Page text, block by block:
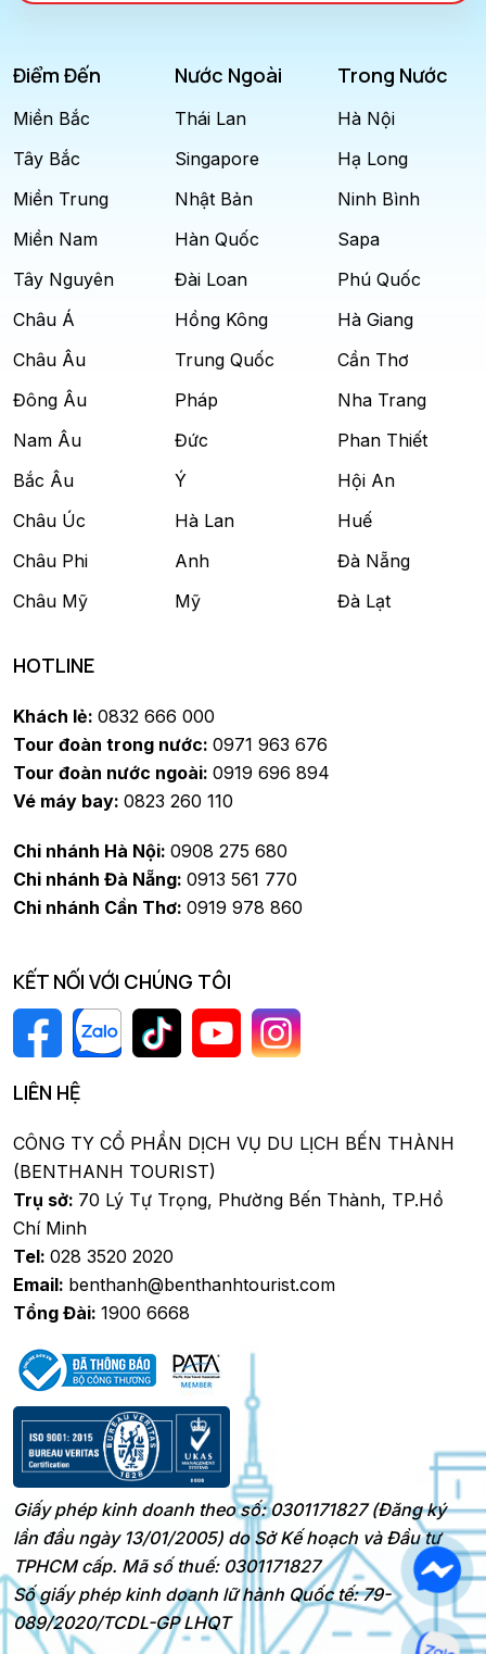
Điểm Đến
Miền Bắc
Tây Bắc
Miền Trung
Miền Nam
Tây Nguyên
Châu Á
Châu Âu
Đông Âu
Nam Âu
Bắc Âu
Châu Úc
Châu Phi
Châu Mỹ
Nước Ngoài
Thái Lan
Singapore
Nhật Bản
Hàn Quốc
Đài Loan
Hồng Kông
Trung Quốc
Pháp
Đức
Ý
Hà Lan
Anh
Mỹ
Trong Nước
Hà Nội
Hạ Long
Ninh Bình
Sapa
Phú Quốc
Hà Giang
Cần Thơ
Nha Trang
Phan Thiết
Hội An
Huế
Đà Nẵng
Đà Lạt
HOTLINE
Khách lẻ: 0832 666 000
Tour đoàn trong nước: 0971 963 676
Tour đoàn nước ngoài: 0919 696 894
Vé máy bay: 0823 260 110
Chi nhánh Hà Nội: 0908 275 680
Chi nhánh Đà Nẵng: 0913 561 770
Chi nhánh Cần Thơ: 0919 978 860
KẾT NỐI VỚI CHÚNG TÔI
LIÊN HỆ
CÔNG TY CỔ PHẦN DỊCH VỤ DU LỊCH BẾN THÀNH
(BENTHANH TOURIST)
Trụ sở: 70 Lý Tự Trọng, Phường Bến Thành, TP.Hồ
Chí Minh
Tel: 028 3520 2020
Email: benthanh@benthanhtourist.com
Tổng Đài: 1900 6668
Giấy phép kinh doanh theo số: 0301171827 (Đăng ký
lần đầu ngày 13/01/2005) do Sở Kế hoạch và Đầu tư
TPHCM cấp. Mã số thuế: 0301171827
Số giấy phép kinh doanh lữ hành Quốc tế: 79-
089/2020/TCDL-GP LHQT